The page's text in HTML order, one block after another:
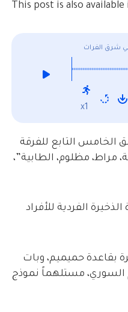
This post is also available
شرق الفرات
x1
الخامس التابع للفرقة
مراط، مظلوم، الطابية”،
الفردية للأفراد
بقاعدة حميميم، وبات
السوري، مستلهماً نموذج